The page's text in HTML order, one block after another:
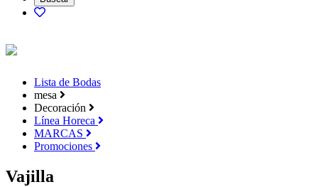
Lista de Bodas
mesa
Decoración
Línea Horeca
MARCAS
Promociones
Vajilla